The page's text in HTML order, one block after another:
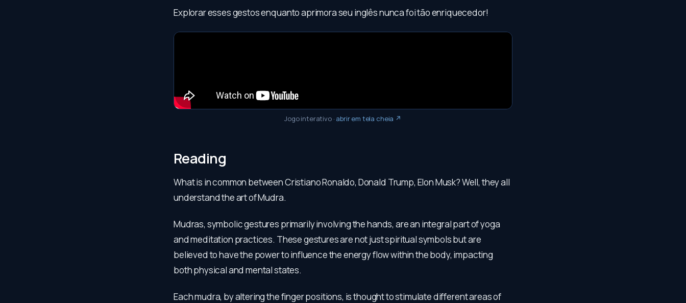
Explorar esses gestos enquanto aprimora seu inglês nunca foi tão enriquecedor!
Jogo interativo· abrir em tela cheia ↗
Reading
What is in common between Cristiano Ronaldo, Donald Trump, Elon Musk? Well, they all
understand the art of Mudra.
Mudras, symbolic gestures primarily involving the hands, are an integral part of yoga
and meditation practices. These gestures are not just spiritual symbols but are
believed to have the power to influence the energy flow within the body, impacting
both physical and mental states.
Each mudra, by altering the finger positions, is thought to stimulate different areas of